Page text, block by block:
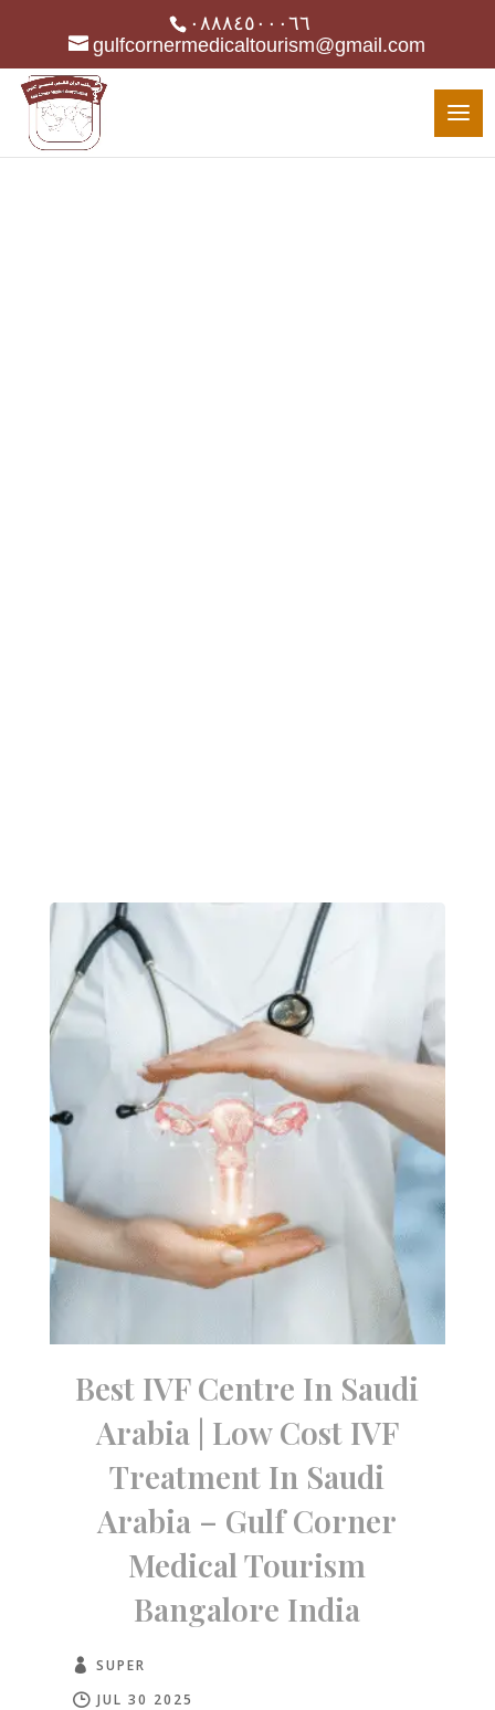
٠٨٨٨٤٥٠٠٠٦٦
gulfcornermedicaltourism@gmail.com
Best IVF Centre In Saudi
Arabia | Low Cost IVF
Treatment In Saudi
Arabia – Gulf Corner
Medical Tourism
Bangalore India
SUPER
JUL 30 2025